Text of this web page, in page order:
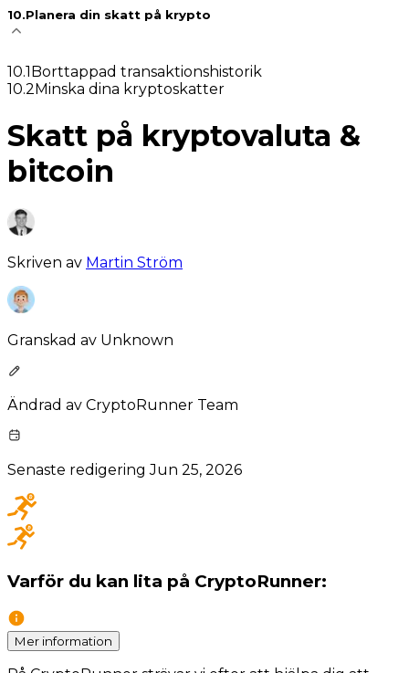
10.Planera din skatt på krypto
10.1 Borttappad transaktionshistorik
10.2 Minska dina kryptoskatter
Skatt på kryptovaluta &
bitcoin
Skriven av Martin Ström
Granskad av Unknown
Ändrad av CryptoRunner Team
Senaste redigering Jun 25, 2026
Varför du kan lita på CryptoRunner:
Mer information